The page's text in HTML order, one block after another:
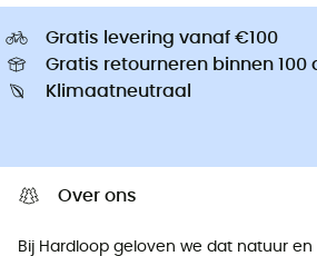
Gratis levering vanaf €100
Gratis retourneren binnen 100
Klimaatneutraal
Over ons
Bij Hardloop geloven we dat natuur